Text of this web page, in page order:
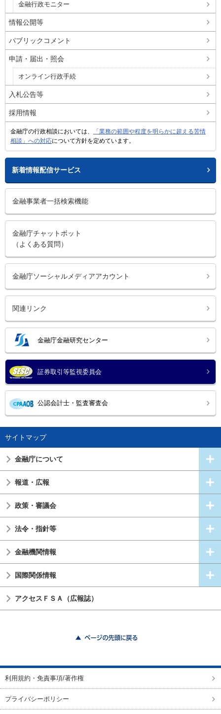
金融行政モニター
情報公開等
パブリックコメント
申請・届出・照会
オンライン行政手続
入札公告等
採用情報
金融庁の行政相談においては、
「業務の範囲や程度を明らかに超える苦情
相談」への対応について方針を定めています。
新着情報配信サービス
金融事業者一括検索機能
金融庁チャットボット
（よくある質問）
金融庁ソーシャルメディアアカウント
関連リンク
金融庁金融研究センター
証券取引等監視委員会
公認会計士・監査審査会
サイトマップ
金融庁について
報道・広報
政策・審議会
法令・指針等
金融機関情報
国際関係情報
アクセスＦＳＡ（広報誌）
利用規約・免責事項/著作権
プライバシーポリシー